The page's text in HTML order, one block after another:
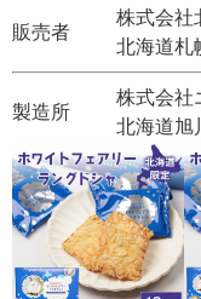
販売者
株式会社
北海道札
製造所
株式会社
北海道旭